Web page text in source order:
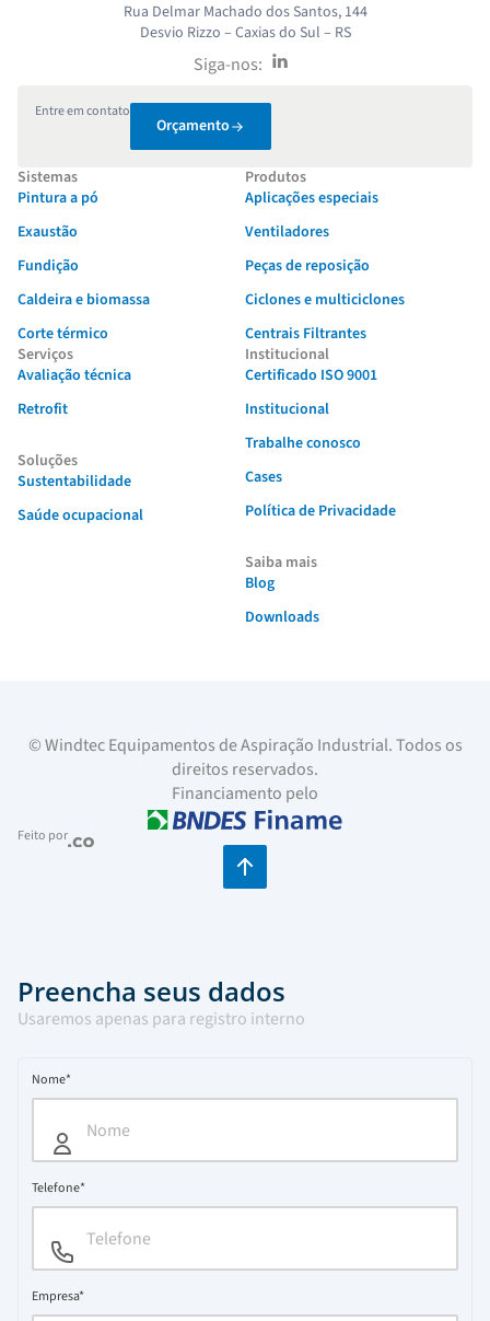
Rua Delmar Machado dos Santos, 144
Desvio Rizzo – Caxias do Sul – RS
Siga-nos:
Entre em contato
Orçamento
Sistemas
Pintura a pó
Exaustão
Fundição
Caldeira e biomassa
Corte térmico
Produtos
Aplicações especiais
Ventiladores
Peças de reposição
Ciclones e multiciclones
Centrais Filtrantes
Serviços
Avaliação técnica
Retrofit
Soluções
Sustentabilidade
Saúde ocupacional
Institucional
Certificado ISO 9001
Institucional
Trabalhe conosco
Cases
Política de Privacidade
Saiba mais
Blog
Downloads
© Windtec Equipamentos de Aspiração Industrial. Todos os
direitos reservados.
Financiamento pelo
Feito por
Preencha seus dados
Usaremos apenas para registro interno
Nome*
Telefone*
Empresa*